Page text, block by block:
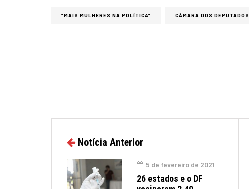
“MAIS MULHERES NA POLÍTICA” CÂMARA DOS DEPUTADOS
Notícia Anterior
5 de fevereiro de 2021
26 estados e o DF